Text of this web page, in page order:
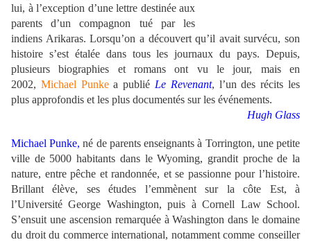
lui, à l’exception d’une lettre destinée aux
parents d’un compagnon tué par les
indiens Arikaras. Lorsqu’on a découvert qu’il avait survécu, son
histoire s’est étalée dans tous les journaux du pays. Depuis,
plusieurs biographies et romans ont vu le jour, mais en
2002, Michael Punkea publié Le Revenant, l’un des récits les
plus approfondis et les plus documentés sur les événements.
Hugh Glass
Michael Punke, né de parents enseignants à Torrington, une petite
ville de 5000 habitants dans le Wyoming, grandit proche de la
nature, entre pêche et randonnée, et se passionne pour l’histoire.
Brillant élève, ses études l’emmènent sur la côte Est, à
l’Université George Washington, puis à Cornell Law School.
S’ensuit une ascension remarquée à Washington dans le domaine
du droit du commerce international, notamment comme conseiller